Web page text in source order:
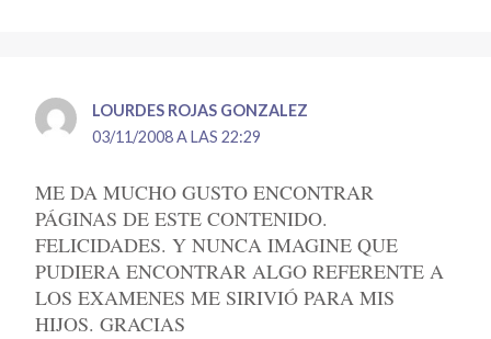
LOURDES ROJAS GONZALEZ
03/11/2008 A LAS 22:29
ME DA MUCHO GUSTO ENCONTRAR
PÁGINAS DE ESTE CONTENIDO.
FELICIDADES. Y NUNCA IMAGINE QUE
PUDIERA ENCONTRAR ALGO REFERENTE A
LOS EXAMENES ME SIRIVIÓ PARA MIS
HIJOS. GRACIAS